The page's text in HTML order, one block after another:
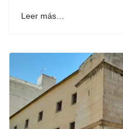
Leer más…